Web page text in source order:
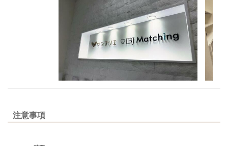
注意事項